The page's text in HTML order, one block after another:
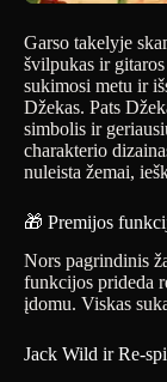
Garso takelyje
švilpukas ir
sukimosi metu ir
Džekas. Pats
simbolis ir
charakterio
nuleista žemai,
🎁 Premijos
Nors pagrindinis
funkcijos prideda
įdomu. Viskas
Jack Wild ir Re-